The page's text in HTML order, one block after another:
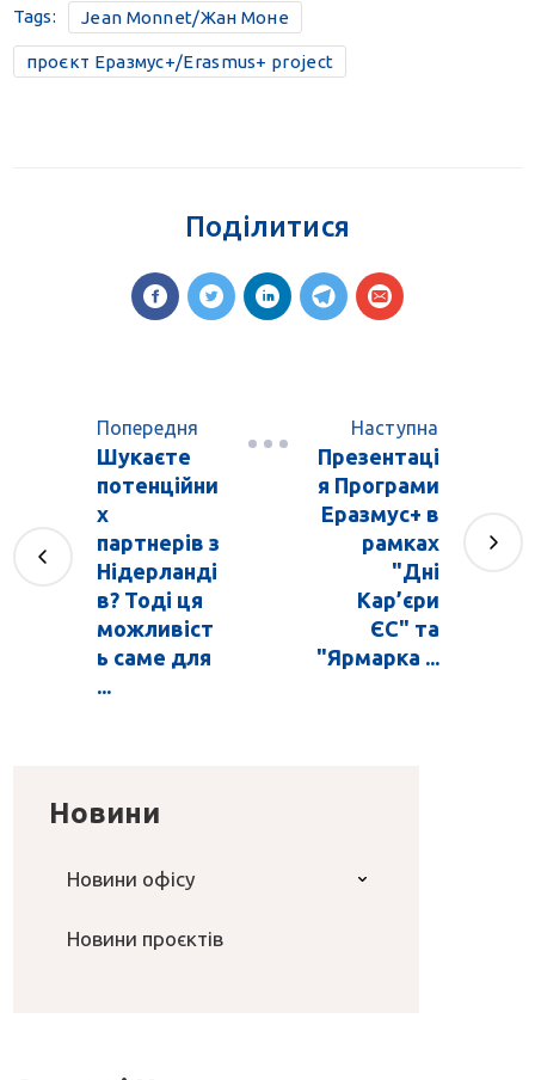
Tags: Jean Monnet/Жан Моне
проєкт Еразмус+/Erasmus+ project
Поділитися
Попередня
Шукаєте
потенційни
х
партнерів з
Нідерланді
в? Тоді ця
можливіст
ь саме для
...
Наступна
Презентаці
я Програми
Еразмус+ в
рамках
"Дні
Кар’єри
ЄС" та
"Ярмарка ...
Новини
Новини офісу
Новини проєктів